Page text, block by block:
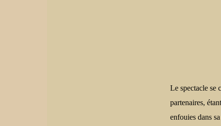
Le spectacle se
partenaires,
enfouies dans